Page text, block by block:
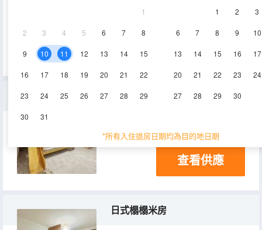
1
2 3 4 5 6 7 8
9 10 11 12 13 14 15
16 17 18 19 20 21 22
23 24 25 26 27 28 29
30 31
1
2 3
6 7 8 9 10
13 14 15 16 17
20 21 22 23 24
27 28 29 30
*所有入住退房日期均為目的地日期
16-18㎡
親子間
16.5㎡ 2層
查看供應
日式榻榻米房